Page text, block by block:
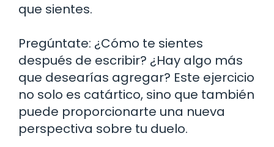
que sientes.
Pregúntate: ¿Cómo te sientes
después de escribir? ¿Hay algo más
que desearías agregar? Este ejercicio
no solo es catártico, sino que también
puede proporcionarte una nueva
perspectiva sobre tu duelo.